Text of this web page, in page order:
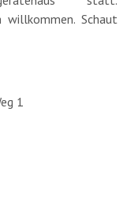
willkommen. Schaut
1